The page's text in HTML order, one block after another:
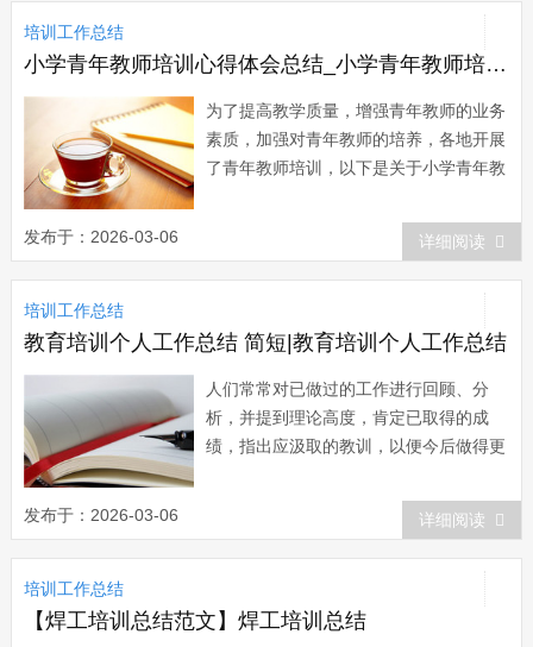
了基础。下面我就本次培训内容谈谈自己
的几点...
培训工作总结
小学青年教师培训心得体会总结_小学青年教师培训总结
为了提高教学质量，增强青年教师的业务
素质，加强对青年教师的培养，各地开展
了青年教师培训，以下是关于小学青年教
教师培训总结一 为了配合基础教育课
程改革工作，深化新课程标准的贯彻实
施，强化我校教师队伍建设，根据我校青
年教师培训计划的要求，对全校五年教龄
以下的青年...
发布于：2026-03-06 详细阅读
培训工作总结
教育培训个人工作总结 简短|教育培训个人工作总结
人们常常对已做过的工作进行回顾、分
析，并提到理论高度，肯定已取得的成
绩，指出应汲取的教训，以便今后做得更
作总结，一起来看一下吧。教育培训个人
工作总结1 为期一个月的20xx年高中
教师继续教育即将结束，在这一个月的时
间里，我认真收看学习了三位老师的课
程，三位老...
发布于：2026-03-06 详细阅读
培训工作总结
【焊工培训总结范文】焊工培训总结